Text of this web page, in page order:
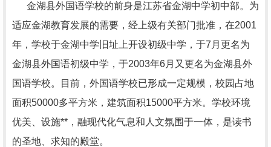
金湖县外国语学校的前身是江苏省金湖中学初中部。为
适应金湖教育发展的需要，经上级有关部门批准，在2001
年，学校于金湖中学旧址上开设初级中学，于7 月更名为
金湖县外国语初级中学，于2003年6月又更名为金湖县外
国语学校。目前，外国语学校已形成一定规模，校园占地
面积50000多平方米，建筑面积15000平方米。学校环境
优美、设施**，融现代化气息和人文氛围于一体，是读书
的圣地、求知的殿堂。